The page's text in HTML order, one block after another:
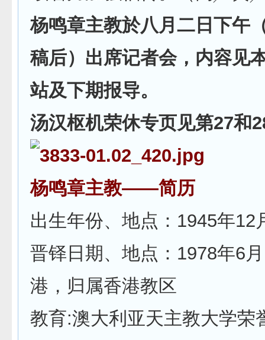
杨鸣章主教於八月二日下午
稿后）出席记者会，内容见
站及下期报导。
汤汉枢机荣休专页见第27和
杨鸣章主教——简历
出生年份、地点：1945年12
晋铎日期、地点：1978年6
港，归属香港教区
教育:澳大利亚天主教大学荣